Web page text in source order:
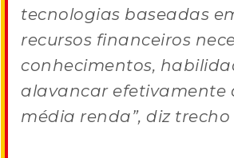
tecnologias baseadas
recursos financeiros
conhecimentos,
alavancar efetivamente
média renda”, diz